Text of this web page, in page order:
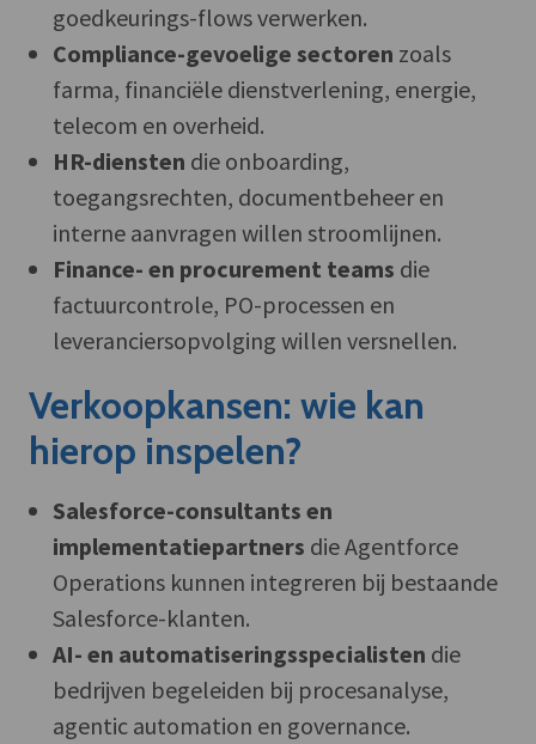
goedkeurings-flows verwerken.
Compliance-gevoelige sectoren zoals
farma, financiële dienstverlening, energie,
telecom en overheid.
HR-diensten die onboarding,
toegangsrechten, documentbeheer en
interne aanvragen willen stroomlijnen.
Finance- en procurement teams die
factuurcontrole, PO-processen en
leveranciersopvolging willen versnellen.
Verkoopkansen: wie kan
hierop inspelen?
Salesforce-consultants en
implementatiepartners die Agentforce
Operations kunnen integreren bij bestaande
Salesforce-klanten.
AI- en automatiseringsspecialisten die
bedrijven begeleiden bij procesanalyse,
agentic automation en governance.